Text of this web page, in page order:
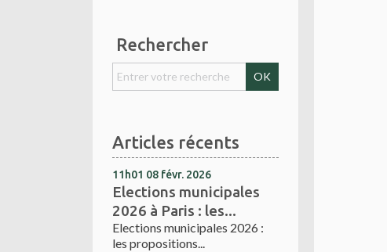
Rechercher
Articles récents
11h01 08 févr. 2026
Elections municipales
2026 à Paris : les...
Elections municipales 2026 :
les propositions...